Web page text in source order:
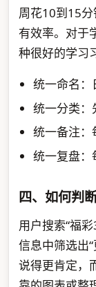
周花10到15
有效率。对于
种很好的学习
统一命名：
统一分类：
统一备注：
统一复盘：
四、如何判
用户搜索“福
信息中筛选出
说得更肯定，